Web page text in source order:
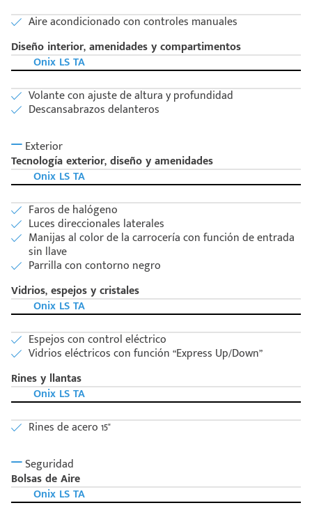
Aire acondicionado con controles manuales
Diseño interior, amenidades y compartimentos
Onix LS TA
Volante con ajuste de altura y profundidad
Descansabrazos delanteros
Exterior
Tecnología exterior, diseño y amenidades
Onix LS TA
Faros de halógeno
Luces direccionales laterales
Manijas al color de la carrocería con función de entrada
sin llave
Parrilla con contorno negro
Vidrios, espejos y cristales
Onix LS TA
Espejos con control eléctrico
Vidrios eléctricos con función “Express Up/Down”
Rines y llantas
Onix LS TA
Rines de acero 15"
Seguridad
Bolsas de Aire
Onix LS TA